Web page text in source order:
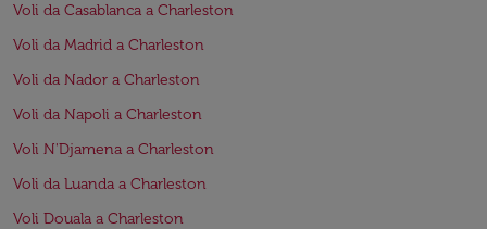
Voli da Casablanca a Charleston
Voli da Madrid a Charleston
Voli da Nador a Charleston
Voli da Napoli a Charleston
Voli N'Djamena a Charleston
Voli da Luanda a Charleston
Voli Douala a Charleston